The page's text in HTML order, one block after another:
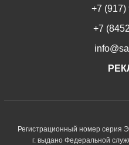
+7 (917)
+7
Регистрационный номер серия
г. выдано Федеральной